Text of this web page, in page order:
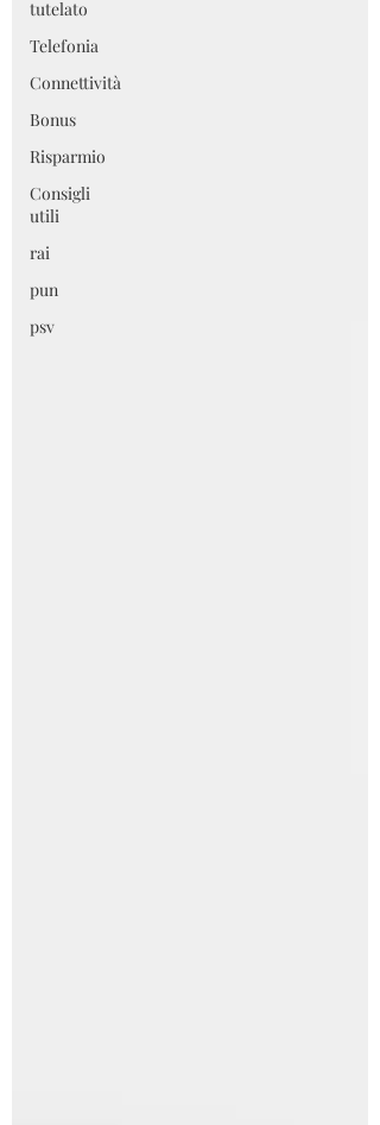
tutelato
Telefonia
Connettività
Bonus
Risparmio
Consigli
utili
rai
pun
psv